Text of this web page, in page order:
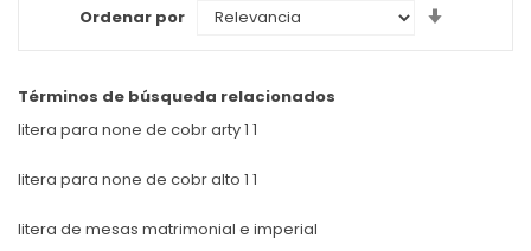
Ordenar por
Términos de búsqueda relacionados
litera para none de cobr arty 1 1
litera para none de cobr alto 1 1
litera de mesas matrimonial e imperial